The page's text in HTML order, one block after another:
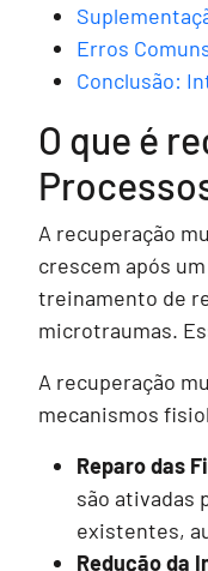
Erros
Conclusão:
O que é
A recuperação
crescem após
treinamento de
microtraumas.
A recuperação
mecanismos
Reparo das
são ativadas
existentes,
Redução da